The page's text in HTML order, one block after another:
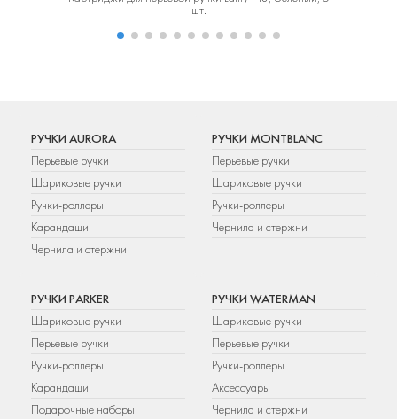
шт.
РУЧКИ AURORA
Перьевые ручки
Шариковые ручки
Ручки-роллеры
Карандаши
Чернила и стержни
РУЧКИ MONTBLANC
Перьевые ручки
Шариковые ручки
Ручки-роллеры
Чернила и стержни
РУЧКИ PARKER
Шариковые ручки
Перьевые ручки
Ручки-роллеры
Карандаши
Подарочные наборы
РУЧКИ WATERMAN
Шариковые ручки
Перьевые ручки
Ручки-роллеры
Аксессуары
Чернила и стержни